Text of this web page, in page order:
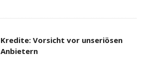
Kredite: Vorsicht vor unseriösen
Anbietern